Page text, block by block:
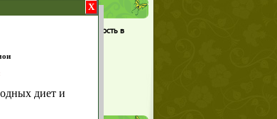
Часто ли вы чувствуете усталость в